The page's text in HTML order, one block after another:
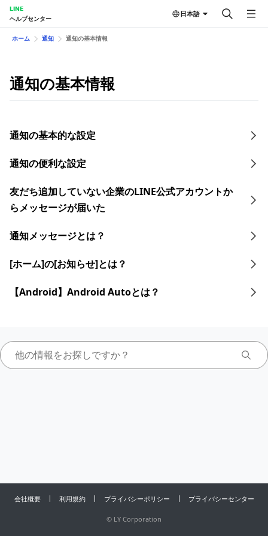
LINE
ヘルプセンター
日本語
ホーム 通知 通知の基本情報
通知の基本情報
通知の基本的な設定
通知の便利な設定
友だち追加していない企業のLINE公式アカウントか
らメッセージが届いた
通知メッセージとは？
[ホーム]の[お知らせ]とは？
【Android】Android Autoとは？
会社概要 利用規約 プライバシーポリシー プライバシーセンター
© LY Corporation